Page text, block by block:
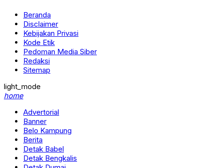
Beranda
Disclaimer
Kebijakan Privasi
Kode Etik
Pedoman Media Siber
Redaksi
Sitemap
light_mode
home
Advertorial
Banner
Belo Kampung
Berita
Detak Babel
Detak Bengkalis